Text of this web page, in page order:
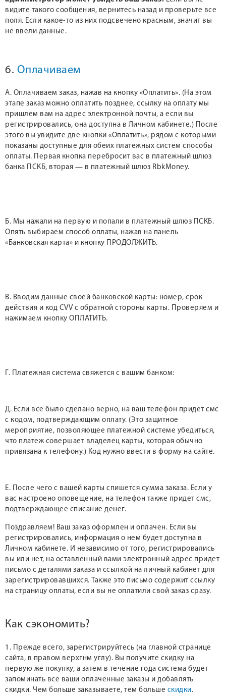
видите такого сообщения, вернитесь назад и проверьте все
поля. Если какое-то из них подсвечено красным, значит вы
не ввели данные.
6. Оплачиваем
А. Оплачиваем заказ, нажав на кнопку «Оплатить». (На этом
этапе заказ можно оплатить позднее, ссылку на оплату мы
пришлем вам на адрес электронной почты, а если вы
регистрировались, она доступна в Личном кабинете.) После
этого вы увидите две кнопки «Оплатить», рядом с которыми
показаны доступные для обеих платежных систем способы
оплаты. Первая кнопка перебросит вас в платежный шлюз
банка ПСКБ, вторая — в платежный шлюз RbkMoney.
Б. Мы нажали на первую и попали в платежный шлюз ПСКБ.
Опять выбираем способ оплаты, нажав на панель
«Банковская карта» и кнопку ПРОДОЛЖИТЬ.
В. Вводим данные своей банковской карты: номер, срок
действия и код CVV с обратной стороны карты. Проверяем и
нажимаем кнопку ОПЛАТИТЬ.
Г. Платежная система свяжется с вашим банком:
Д. Если все было сделано верно, на ваш телефон придет смс
с кодом, подтверждающим оплату. (Это защитное
мероприятие, позволяющее платежной системе убедиться,
что платеж совершает владелец карты, которая обычно
привязана к телефону.) Код нужно ввести в форму на сайте.
Е. После чего с вашей карты спишется сумма заказа. Если у
вас настроено оповещение, на телефон также придет смс,
подтверждающее списание денег.
Поздравляем! Ваш заказ оформлен и оплачен. Если вы
регистрировались, информация о нем будет доступна в
Личном кабинете. И независимо от того, регистрировались
вы или нет, на оставленный вами электронный адрес придет
письмо с деталями заказа и ссылкой на личный кабинет для
зарегистрировавшихся. Также это письмо содержит ссылку
на страницу оплаты, если вы не оплатили свой заказ сразу.
Как сэкономить?
1. Прежде всего, зарегистрируйтесь (на главной странице
сайта, в правом верхгнм углу). Вы получите скидку на
первую же покупку, а затем в течение года система будет
запоминать все ваши оплаченные заказы и добавлять
скидки. Чем больше заказываете, тем больше скидки.